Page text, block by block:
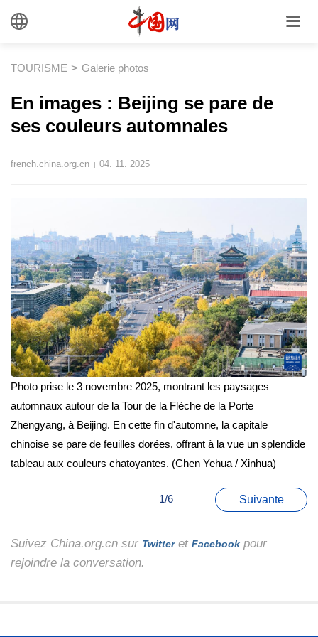
TOURISME > Galerie photos
En images : Beijing se pare de
ses couleurs automnales
french.china.org.cn | 04. 11. 2025
Photo prise le 3 novembre 2025, montrant les paysages
automnaux autour de la Tour de la Flèche de la Porte
Zhengyang, à Beijing. En cette fin d'automne, la capitale
chinoise se pare de feuilles dorées, offrant à la vue un splendide
tableau aux couleurs chatoyantes. (Chen Yehua / Xinhua)
1/6 Suivante
Suivez China.org.cn sur Twitteret Facebook pour
rejoindre la conversation.